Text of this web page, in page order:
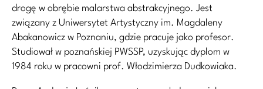
drogę w obrębie malarstwa abstrakcyjnego. Jest
związany z Uniwersytet Artystyczny im. Magdaleny
Abakanowicz w Poznaniu, gdzie pracuje jako profesor.
Studiował w poznańskiej PWSSP, uzyskując dyplom w
1984 roku w pracowni prof. Włodzimierza Dudkowiaka.